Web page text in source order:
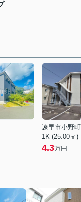
諫早市小野町
1K (25.00㎡)
4.3万円